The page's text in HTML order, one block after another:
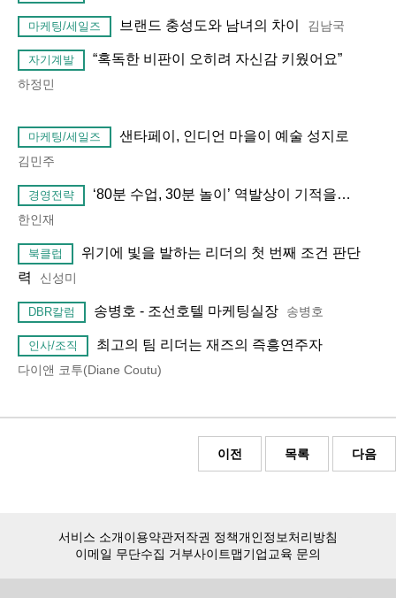
마케팅/세일즈 브랜드 충성도와 남녀의 차이 김남국
자기계발 “혹독한 비판이 오히려 자신감 키웠어요”
하정민
마케팅/세일즈 샌타페이, 인디언 마을이 예술 성지로
김민주
경영전략 ‘80분 수업, 30분 놀이’ 역발상이 기적을…
한인재
북클럽
위기에 빛을 발하는 리더의 첫 번째 조건 판단
력
신성미
DBR칼럼 송병호 - 조선호텔 마케팅실장 송병호
인사/조직 최고의 팀 리더는 재즈의 즉흥연주자
다이앤 코투(Diane Coutu)
이전 목록 다음
서비스 소개이용약관저작권 정책개인정보처리방침
이메일 무단수집 거부사이트맵기업교육 문의